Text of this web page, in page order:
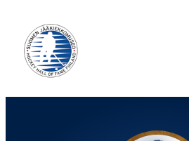
suoraan
sisältöön
Jääkiekkomuseo – Hockey Hall of Fame Finland